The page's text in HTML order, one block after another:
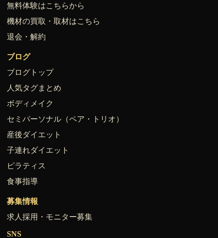
無料体験はこちらから
機材の買取・取材はこちら
退会・解約
ブログ
ブログトップ
人気タグまとめ
ボディメイク
セミパーソナル（ペア・トリオ）
産後ダイエット
子連れダイエット
ピラティス
食事指導
募集情報
求人採用・モニター募集
SNS